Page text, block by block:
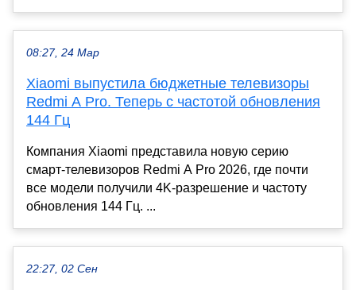
08:27, 24 Мар
Xiaomi выпустила бюджетные телевизоры
Redmi A Pro. Теперь с частотой обновления
144 Гц
Компания Xiaomi представила новую серию
смарт-телевизоров Redmi A Pro 2026, где почти
все модели получили 4K-разрешение и частоту
обновления 144 Гц. ...
22:27, 02 Сен